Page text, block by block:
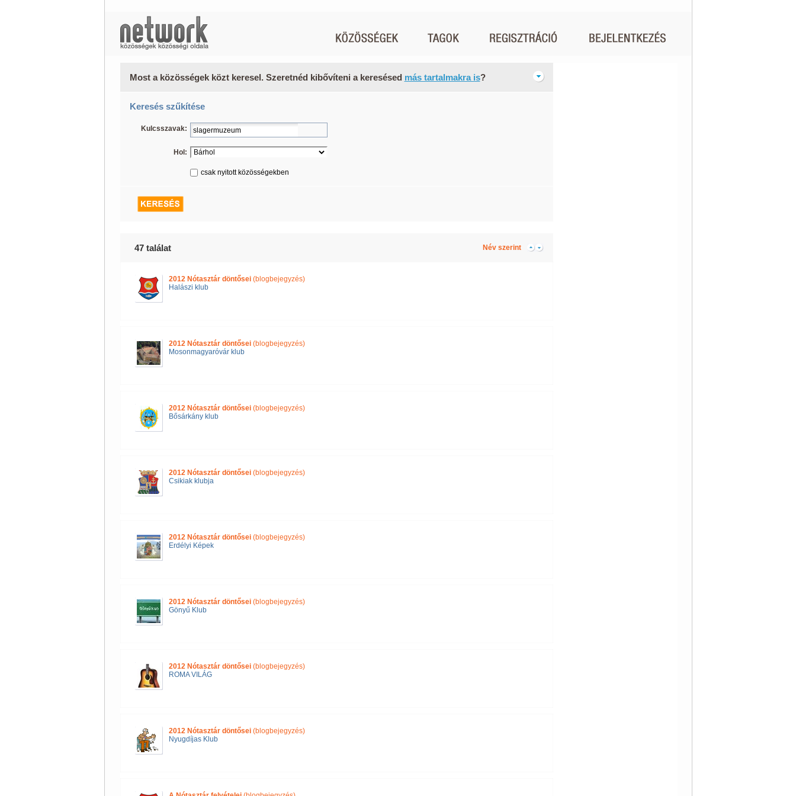
Most a közösségek közt keresel. Szeretnéd kibővíteni a keresésed más tartalmakra is?
Keresés szűkítése
Kulcsszavak:
Hol:
csak nyitott közösségekben
47 találat Név szerint
2012 Nótasztár döntősei(blogbejegyzés)
Halászi klub
2012 Nótasztár döntősei(blogbejegyzés)
Mosonmagyaróvár klub
2012 Nótasztár döntősei(blogbejegyzés)
Bősárkány klub
2012 Nótasztár döntősei(blogbejegyzés)
Csikiak klubja
2012 Nótasztár döntősei(blogbejegyzés)
Erdélyi Képek
2012 Nótasztár döntősei(blogbejegyzés)
Gönyű Klub
2012 Nótasztár döntősei(blogbejegyzés)
ROMA VILÁG
2012 Nótasztár döntősei(blogbejegyzés)
Nyugdíjas Klub